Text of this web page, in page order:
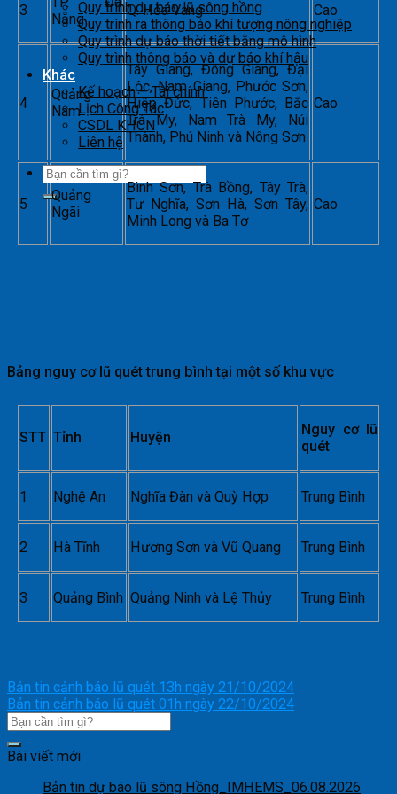
Quy trình dự báo lũ sông hồng
Quy trình ra thông báo khí tượng nông nghiệp
Quy trình dự báo thời tiết bằng mô hình
Quy trình thông báo và dự báo khí hậu
Khác
Kế hoạch – Tài chính
Lịch Công Tác
CSDL KHCN
Liên hệ
3
Nẵng
Q. Hòa Vang Cao
4
Quảng
Nam
Tây Giang, Đông Giang, Đại
Lộc, Nam Giang, Phước Sơn,
Hiệp Đức, Tiên Phước, Bắc
Trà My, Nam Trà My, Núi
Thành, Phú Ninh và Nông Sơn
Cao
5
Quảng
Ngãi
Bình Sơn, Trà Bồng, Tây Trà,
Tư Nghĩa, Sơn Hà, Sơn Tây,
Minh Long và Ba Tơ
Cao
Bảng nguy cơ lũ quét trung bình tại một số khu vực
STT Tỉnh Huyện
Nguy cơ lũ
quét
1 Nghệ An Nghĩa Đàn và Quỳ Hợp Trung Bình
2 Hà Tĩnh Hương Sơn và Vũ Quang Trung Bình
3 Quảng Bình Quảng Ninh và Lệ Thủy Trung Bình
Bản tin cảnh báo lũ quét 13h ngày 21/10/2024
Bản tin cảnh báo lũ quét 01h ngày 22/10/2024
Bài viết mới
Bản tin dự báo lũ sông Hồng_IMHEMS_06.08.2026